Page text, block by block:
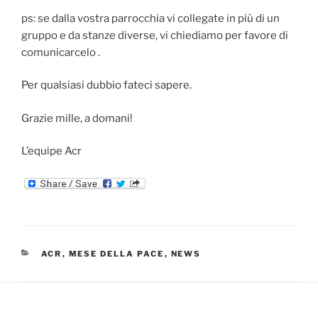
ps: se dalla vostra parrocchia vi collegate in più di un
gruppo e da stanze diverse, vi chiediamo per favore di
comunicarcelo .
Per qualsiasi dubbio fateci sapere.
Grazie mille, a domani!
L’equipe Acr
CATEGORIE
ACR , MESE DELLA PACE , NEWS